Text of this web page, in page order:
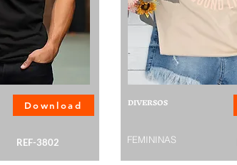
Download
REF-3802
DIVERSOS
FEMININAS